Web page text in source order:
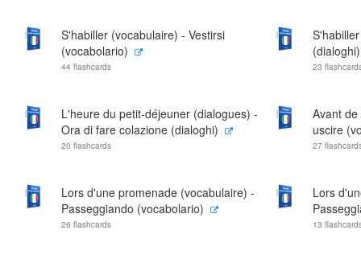
S'habiller (vocabulaire) - Vestirsi
(vocabolario)
44 flashcards
(dialoghi)
23
L'heure du petit-déjeuner (dialogues) -
Ora di fare colazione (dialoghi)
20 flashcards
Avant
uscire
27
Lors d'une promenade (vocabulaire) -
Passeggiando (vocabolario)
26 flashcards
Lors
13